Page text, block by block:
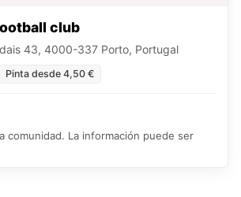
club
43, 4000-337 Porto, Portugal
Pinta desde 4,50 €
comunidad. La información puede ser